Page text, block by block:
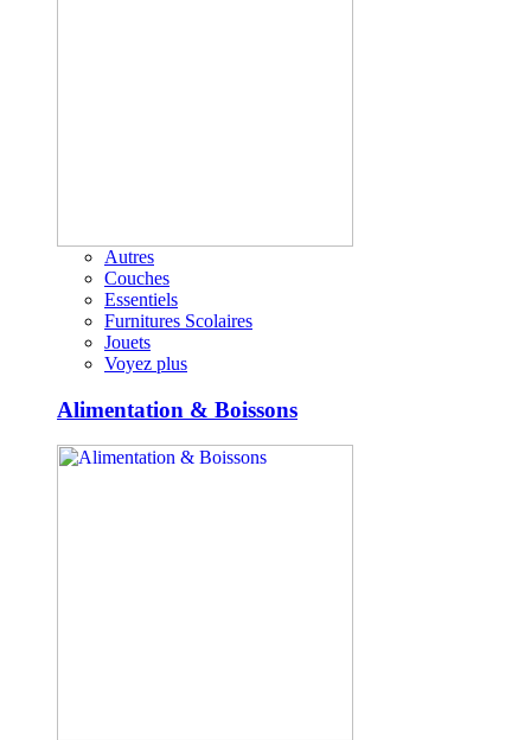
Autres
Couches
Essentiels
Furnitures Scolaires
Jouets
Voyez plus
Alimentation & Boissons